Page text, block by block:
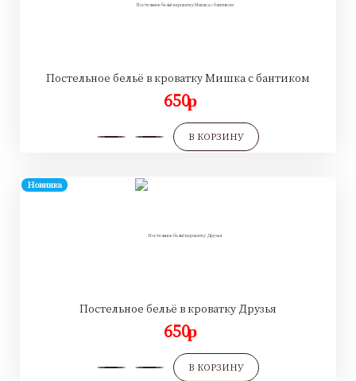
Постельное бельё в кроватку Мишка с бантиком
650p
В КОРЗИНУ
Новинка
Постельное бельё в кроватку Друзья
650p
В КОРЗИНУ